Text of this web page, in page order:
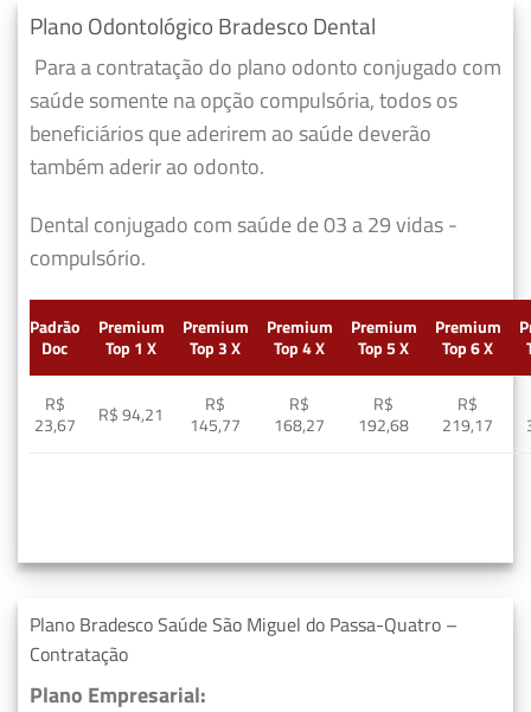
Plano Odontológico Bradesco Dental
Para a contratação do plano odonto conjugado com
saúde somente na opção compulsória, todos os
beneficiários que aderirem ao saúde deverão
também aderir ao odonto.
Dental conjugado com saúde de 03 a 29 vidas -
compulsório.
Padrão
Doc
Premium
Top 1 X
Premium
Top 3 X
Premium
Top 4 X
Premium
Top 5 X
Premium
Top 6 X
R$
23,67
R$ 94,21
R$
145,77
R$
168,27
R$
192,68
R$
219,17
Plano Bradesco Saúde São Miguel do Passa-Quatro –
Contratação
Plano Empresarial: